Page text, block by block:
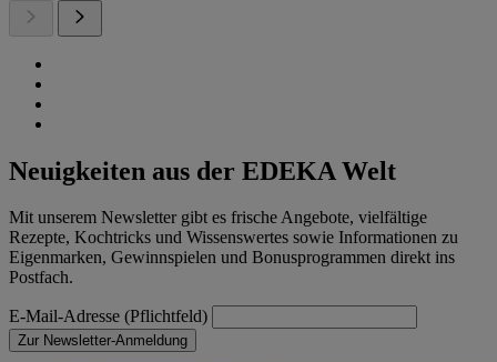
Neuigkeiten aus der EDEKA Welt
Mit unserem Newsletter gibt es frische Angebote, vielfältige
Rezepte, Kochtricks und Wissenswertes sowie Informationen zu
Eigenmarken, Gewinnspielen und Bonusprogrammen direkt ins
Postfach.
E-Mail-Adresse (Pflichtfeld)
Zur Newsletter-Anmeldung